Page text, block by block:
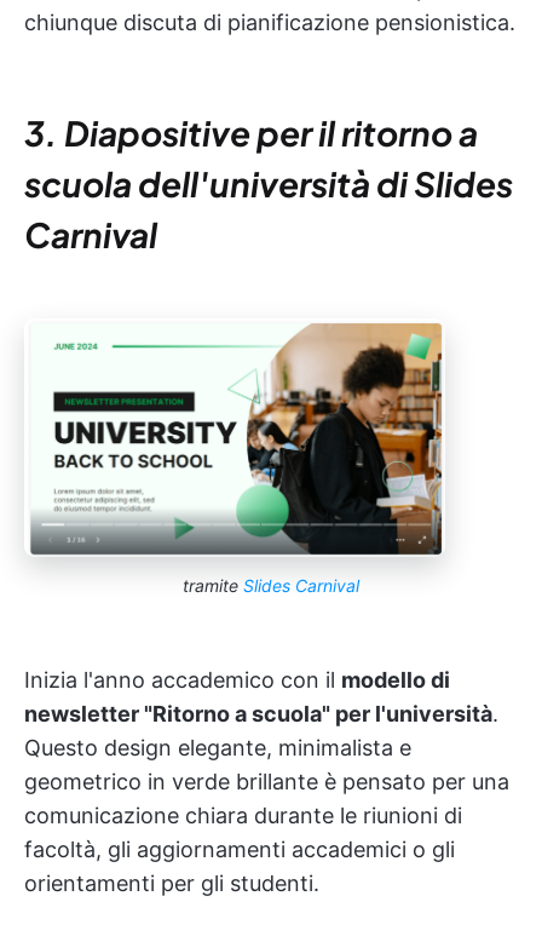
chiunque discuta di pianificazione pensionistica.
3. Diapositive per il ritorno a
scuola dell'università di Slides
Carnival
tramite Slides Carnival
Inizia l'anno accademico con il modello di
newsletter "Ritorno a scuola" per l'università.
Questo design elegante, minimalista e
geometrico in verde brillante è pensato per una
comunicazione chiara durante le riunioni di
facoltà, gli aggiornamenti accademici o gli
orientamenti per gli studenti.